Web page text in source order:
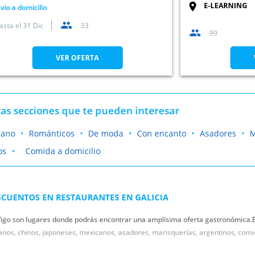
a domicilio
el 31 Dic 33
VER OFERTA
E-LEARNING
99
secciones que te pueden interesar
Románticos De moda Con encanto Asadores
Comida a domicilio
EN RESTAURANTES EN GALICIA
son lugares donde podrás encontrar una amplísima oferta
chinos, japoneses, mexicanos, asadores, marisquerías, argentinos,